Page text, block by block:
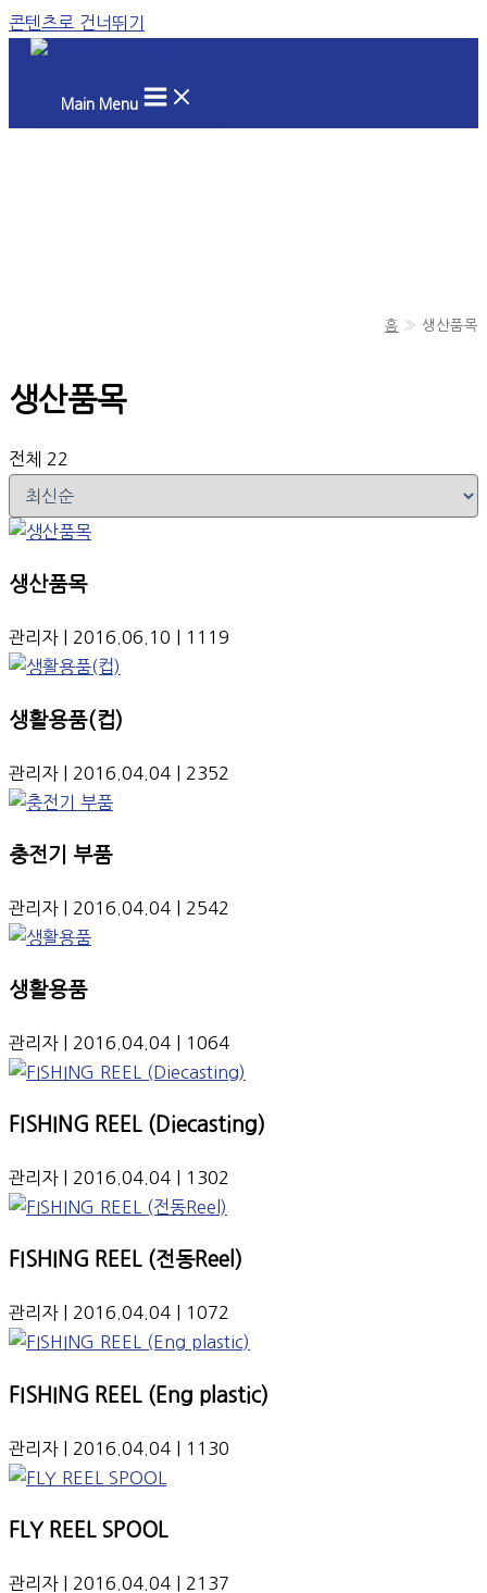
콘텐츠로 건너뛰기
Main Menu
홈 생산품목
생산품목
전체 22
생산품목
관리자 | 2016.06.10 | 1119
생활용품(컵)
관리자 | 2016.04.04 | 2352
충전기 부품
관리자 | 2016.04.04 | 2542
생활용품
관리자 | 2016.04.04 | 1064
FISHING REEL (Diecasting)
관리자 | 2016.04.04 | 1302
FISHING REEL (전동Reel)
관리자 | 2016.04.04 | 1072
FISHING REEL (Eng plastic)
관리자 | 2016.04.04 | 1130
FLY REEL SPOOL
관리자 | 2016.04.04 | 2137